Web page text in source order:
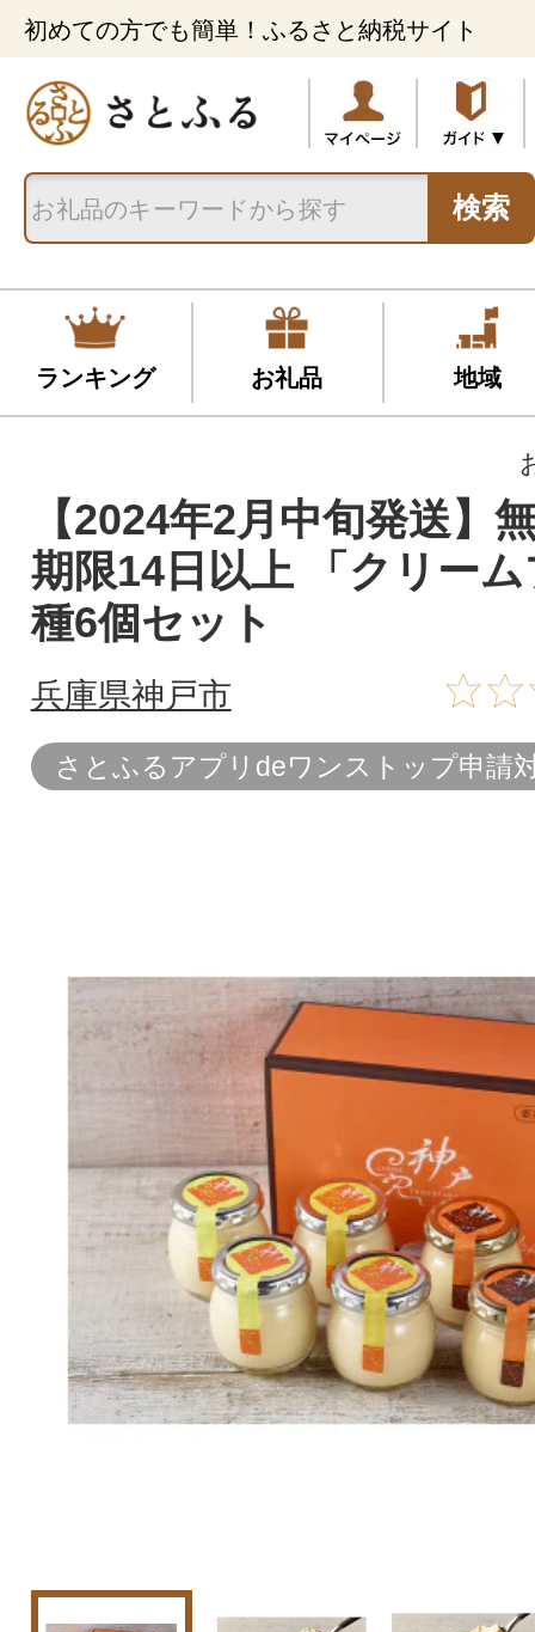
初めての方でも簡単！ふるさと納税サイト
検索
ランキング お礼品 地域
【2024年2月中旬発送】
期限14日以上 「クリー
種6個セット
兵庫県神戸市
さとふるアプリdeワンストップ申請